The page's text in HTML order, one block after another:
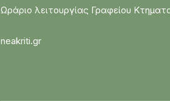
Ωράριο λειτουργίας Γραφείου
neakriti.gr